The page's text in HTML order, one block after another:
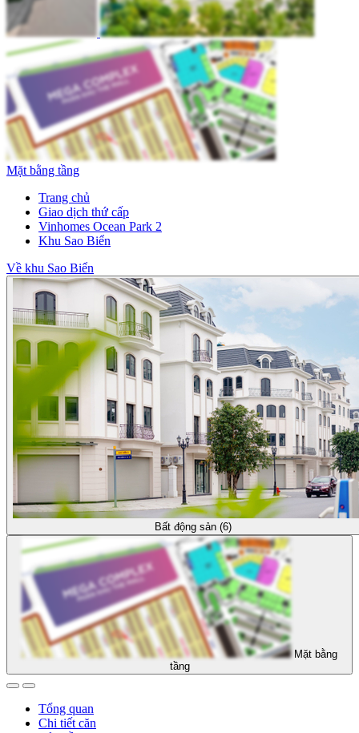
Mặt bằng tầng
Trang chủ
Giao dịch thứ cấp
Vinhomes Ocean Park 2
Khu Sao Biển
Về khu Sao Biển
Bất động sản (6)
Mặt bằng
tầng
Tổng quan
Chi tiết căn